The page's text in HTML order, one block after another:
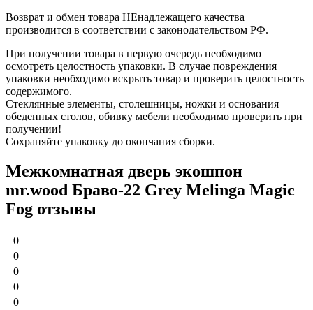
Возврат и обмен товара НЕнадлежащего качества
производится в соответствии с законодательством РФ.
При получении товара в первую очередь необходимо
осмотреть целостность упаковки. В случае повреждения
упаковки необходимо вскрыть товар и проверить целостность
содержимого.
Стеклянные элементы, столешницы, ножки и основания
обеденных столов, обивку мебели необходимо проверить при
получении!
Сохраняйте упаковку до окончания сборки.
Межкомнатная дверь экошпон
mr.wood Браво-22 Grey Melinga Magic
Fog отзывы
0
0
0
0
0